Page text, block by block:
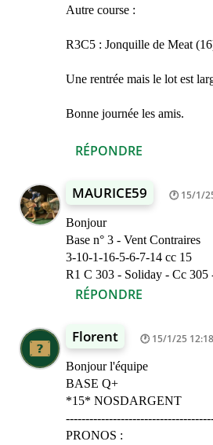
Autre course :
R3C5 : Jonquille de Meat
Une rentrée mais le lot est
Bonne journée les amis.
RÉPONDRE
MAURICE59 15/1/
Bonjour
Base n° 3 - Vent Contraires
3-10-1-16-5-6-7-14 cc 15
R1 C 303 - Soliday - Cc 305
RÉPONDRE
Florent 15/1/25 12:18
Bonjour l'équipe
BASE Q+
*15* NOSDARGENT
PRONOS :